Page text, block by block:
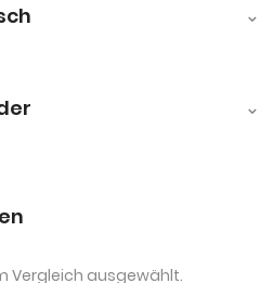
Vergleich ausgewählt.